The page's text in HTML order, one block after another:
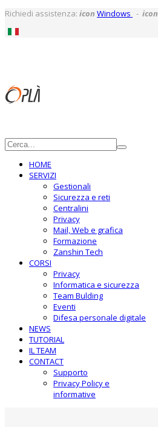
Richiedi assistenza: icon Windows - icon
HOME
SERVIZI
Gestionali
Sicurezza e reti
Centralini
Privacy
Mail, Web e grafica
Formazione
Zanshin Tech
CORSI
Privacy
Informatica e sicurezza
Team Bulding
Eventi
Difesa personale digitale
NEWS
TUTORIAL
IL TEAM
CONTACT
Supporto
Privacy Policy e
informative